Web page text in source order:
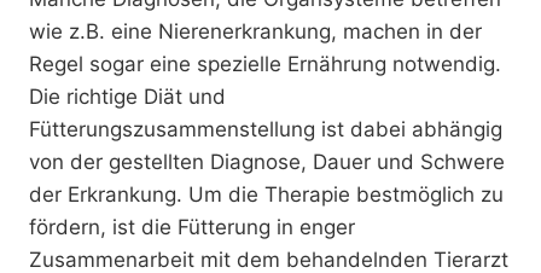
wie z.B. eine Nierenerkrankung, machen in der
Regel sogar eine spezielle Ernährung notwendig.
Die richtige Diät und
Fütterungszusammenstellung ist dabei abhängig
von der gestellten Diagnose, Dauer und Schwere
der Erkrankung. Um die Therapie bestmöglich zu
fördern, ist die Fütterung in enger
Zusammenarbeit mit dem behandelnden Tierarzt